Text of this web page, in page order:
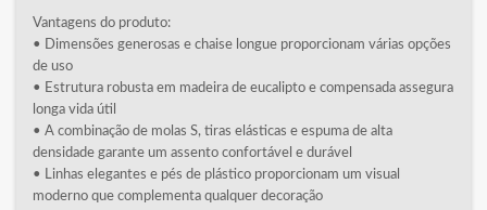
Vantagens do produto:
• Dimensões generosas e chaise longue proporcionam várias opções
de uso
• Estrutura robusta em madeira de eucalipto e compensada assegura
longa vida útil
• A combinação de molas S, tiras elásticas e espuma de alta
densidade garante um assento confortável e durável
• Linhas elegantes e pés de plástico proporcionam um visual
moderno que complementa qualquer decoração